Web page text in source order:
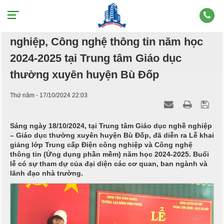
Khai giảng lớp Trung cấp Điện công
nghiệp, Công nghệ thông tin năm học
2024-2025 tại Trung tâm Giáo dục
thường xuyên huyện Bù Đốp
Thứ năm - 17/10/2024 22:03
Sáng ngày 18/10/2024, tại Trung tâm Giáo dục nghề nghiệp
– Giáo dục thường xuyên huyện Bù Đốp, đã diễn ra Lễ khai
giảng lớp Trung cấp Điện công nghiệp và Công nghệ
thông tin (Ứng dụng phần mềm) năm học 2024-2025. Buổi
lễ có sự tham dự của đại diện các cơ quan, ban ngành và
lãnh đạo nhà trường.